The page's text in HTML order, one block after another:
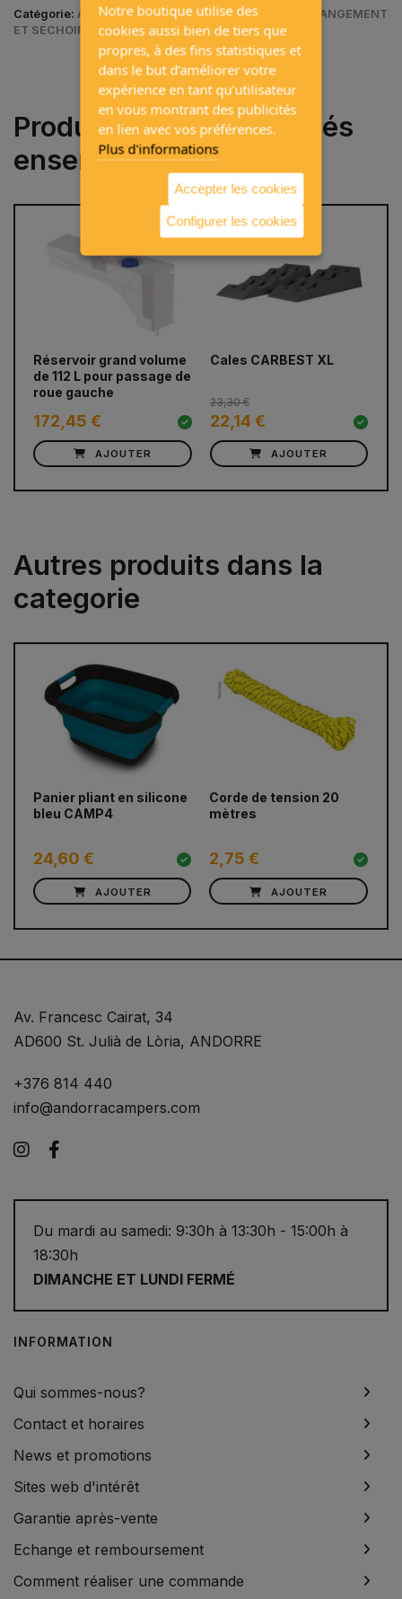
Catégorie: ACCESSOIRES DE CAMPING / BOÎTES DE RANGEMENT
ET SÉCHOIR
Produits souvent achetés
ensemble
Réservoir grand volume
de 112 L pour passage de
roue gauche
172,45 €
AJOUTER
Cales CARBEST XL
22,14 €
23,30 €
AJOUTER
Autres produits dans la
categorie
Panier pliant en silicone
bleu CAMP4
24,60 €
AJOUTER
Corde de tension 20
mètres
2,75 €
AJOUTER
Av. Francesc Cairat, 34
AD600 St. Julià de Lòria, ANDORRE
+376 814 440
info@andorracampers.com
Instagram
Du mardi au samedi: 9:30h à 13:30h - 15:00h à
18:30h
DIMANCHE ET LUNDI FERMÉ
INFORMATION
Qui sommes-nous?
Contact et horaires
News et promotions
Sites web d'intérêt
Garantie après-vente
Echange et remboursement
Comment réaliser une commande
Notre boutique utilise des
cookies aussi bien de tiers que
propres, à des fins statistiques et
dans le but d’améliorer votre
expérience en tant qu’utilisateur
en vous montrant des publicités
en lien avec vos préférences.
Plus d'informations
Accepter les cookies
Configurer les cookies